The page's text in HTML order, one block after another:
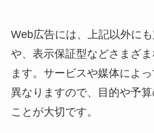
Web広告には、上記以外にも
や、表示保証型などさまざ
ます。サービスや媒体によ
異なりますので、目的や予
ことが大切です。